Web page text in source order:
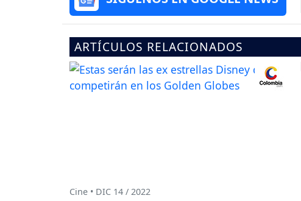
ARTÍCULOS RELACIONADOS
Cine • DIC 14 / 2022